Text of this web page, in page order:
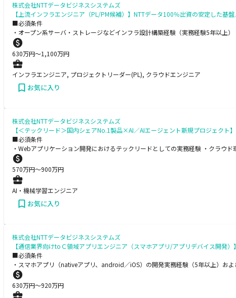
株式会社NTTデータビジネスシステムズ
【上流インフラエンジニア（PL/PM候補）】NTTデータ100％出資の安定した
■必須条件
・オープン系サーバ・ストレージなどインフラ設計構築経験（実務経験5年以上
630万円〜1,100万円
インフラエンジニア, プロジェクトリーダー(PL), クラウドエンジニア
お気に入り
株式会社NTTデータビジネスシステムズ
【＜テックリード＞国内シェアNo.1製品×AI／AIエージェント新規プロジェク
■必須条件
・Webアプリケーション開発におけるテックリードとしての実務経験 ・クラウ
570万円〜900万円
AI・機械学習エンジニア
お気に入り
株式会社NTTデータビジネスシステムズ
【通信業界向けtoＣ領域アプリエンジニア（スマホアプリ/アプリデバイス開発
■必須条件
・スマホアプリ（nativeアプリ、android／iOS）の開発実務経験（5年以上）お
630万円〜920万円